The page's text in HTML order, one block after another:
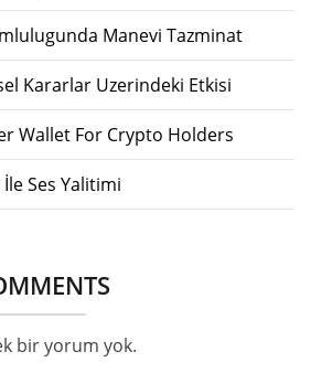
Manevi Tazminat
Kararlar Uzerindeki Etkisi
Wallet For Crypto Holders
Ses Yalitimi
bir yorum yok.